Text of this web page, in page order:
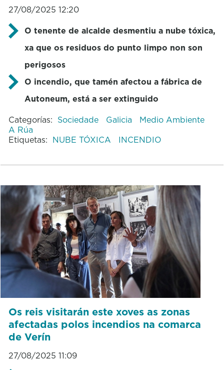
27/08/2025 12:20
O tenente de alcalde desmentiu a nube tóxica,
xa que os residuos do punto limpo non son
perigosos
O incendio, que tamén afectou a fábrica de
Autoneum, está a ser extinguido
Categorías: Sociedade Galicia
Medio Ambiente
A Rúa
Etiquetas: NUBE TÓXICA INCENDIO
Os reis visitarán este xoves as zonas
afectadas polos incendios na comarca
de Verín
27/08/2025 11:09